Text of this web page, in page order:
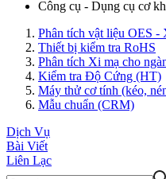
Công cụ - Dụng cụ cơ
Phân tích vật liệu OES
Thiết bị kiểm tra RoHS
Phân tích Xi mạ cho
Kiểm tra Độ Cứng (HT)
Máy thử cơ tính (kéo,
Mẫu chuẩn (CRM)
Dịch Vụ
Bài Viết
Liên Lạc